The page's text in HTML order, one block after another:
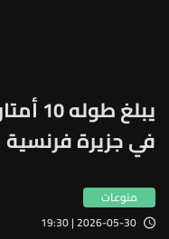
يبلغ
في جزيرة فرنسية
منوعات
2026-05-30 | 19:30